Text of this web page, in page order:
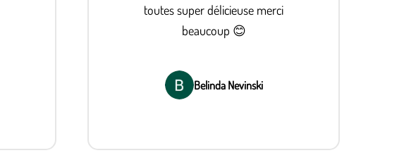
toutes super délicieuse merci
beaucoup 😊
Belinda Nevinski